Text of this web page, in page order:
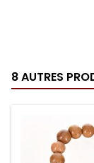
8 AUTRES